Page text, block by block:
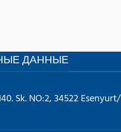
ДАННЫЕ
Sk. NO:2, 34522 Esenyurt/